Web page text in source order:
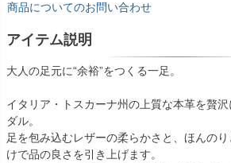
商品についてのお問い合わせ
アイテム説明
大人の足元に“余裕”をつくる一足。
イタリア・トスカーナ州の上質な本革を贅
ダル。
足を包み込むレザーの柔らかさと、ほんの
けで品の良さを引き上げます。